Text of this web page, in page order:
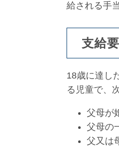
給される手
支給
18歳に達し
る児童で、
父母が
父母の
父又は